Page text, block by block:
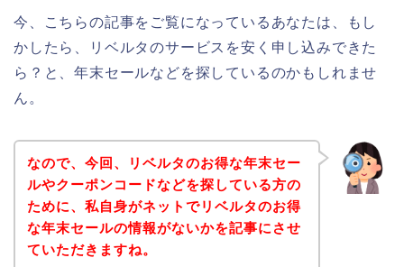
今、こちらの記事をご覧になっているあなたは、もし
かしたら、リベルタのサービスを安く申し込みできた
ら？と、年末セールなどを探しているのかもしれませ
ん。
なので、今回、リベルタのお得な年末セー
ルやクーポンコードなどを探している方の
ために、私自身がネットでリベルタのお得
な年末セールの情報がないかを記事にさせ
ていただきますね。